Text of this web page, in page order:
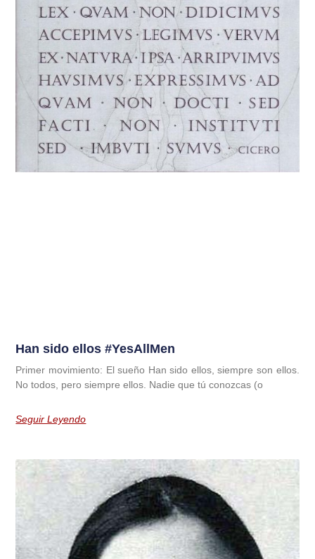
Han sido ellos #YesAllMen
Primer movimiento: El sueño Han sido ellos, siempre son ellos.
No todos, pero siempre ellos. Nadie que tú conozcas (o
Seguir Leyendo